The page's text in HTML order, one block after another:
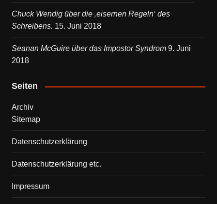
Chuck Wendig über die ‚eisernen Regeln‘ des
Schreibens. 15. Juni 2018
Seanan McGuire über das Impostor Syndrom 9. Juni
2018
Seiten
Archiv
Sitemap
Datenschutzerklärung
Datenschutzerklärung etc.
Impressum